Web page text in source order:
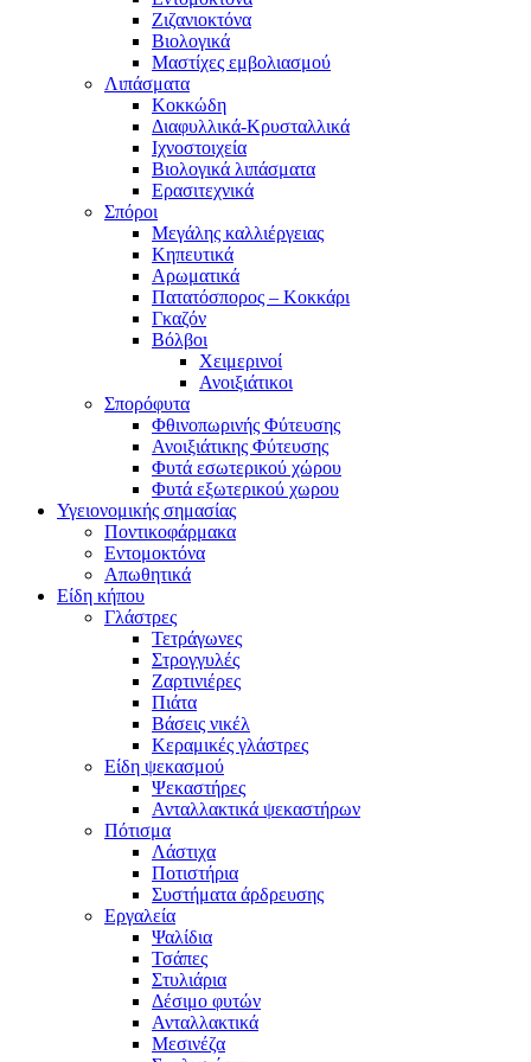
Ζιζανιοκτόνα
Βιολογικά
Μαστίχες εμβολιασμού
Λιπάσματα
Κοκκώδη
Διαφυλλικά-Κρυσταλλικά
Ιχνοστοιχεία
Βιολογικά λιπάσματα
Ερασιτεχνικά
Σπόροι
Μεγάλης καλλιέργειας
Κηπευτικά
Αρωματικά
Πατατόσπορος – Κοκκάρι
Γκαζόν
Βόλβοι
Χειμερινοί
Ανοιξιάτικοι
Σπορόφυτα
Φθινοπωρινής Φύτευσης
Ανοιξιάτικης Φύτευσης
Φυτά εσωτερικού χώρου
Φυτά εξωτερικού χωρου
Υγειονομικής σημασίας
Ποντικοφάρμακα
Εντομοκτόνα
Απωθητικά
Είδη κήπου
Γλάστρες
Τετράγωνες
Στρογγυλές
Ζαρτινιέρες
Πιάτα
Βάσεις νικέλ
Κεραμικές γλάστρες
Είδη ψεκασμού
Ψεκαστήρες
Ανταλλακτικά ψεκαστήρων
Πότισμα
Λάστιχα
Ποτιστήρια
Συστήματα άρδρευσης
Εργαλεία
Ψαλίδια
Τσάπες
Στυλιάρια
Δέσιμο φυτών
Ανταλλακτικά
Μεσινέζα